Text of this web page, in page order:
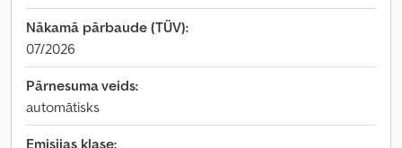
Nākamā pārbaude (TÜV):
07/2026
Pārnesuma veids:
automātisks
Emisijas klase: